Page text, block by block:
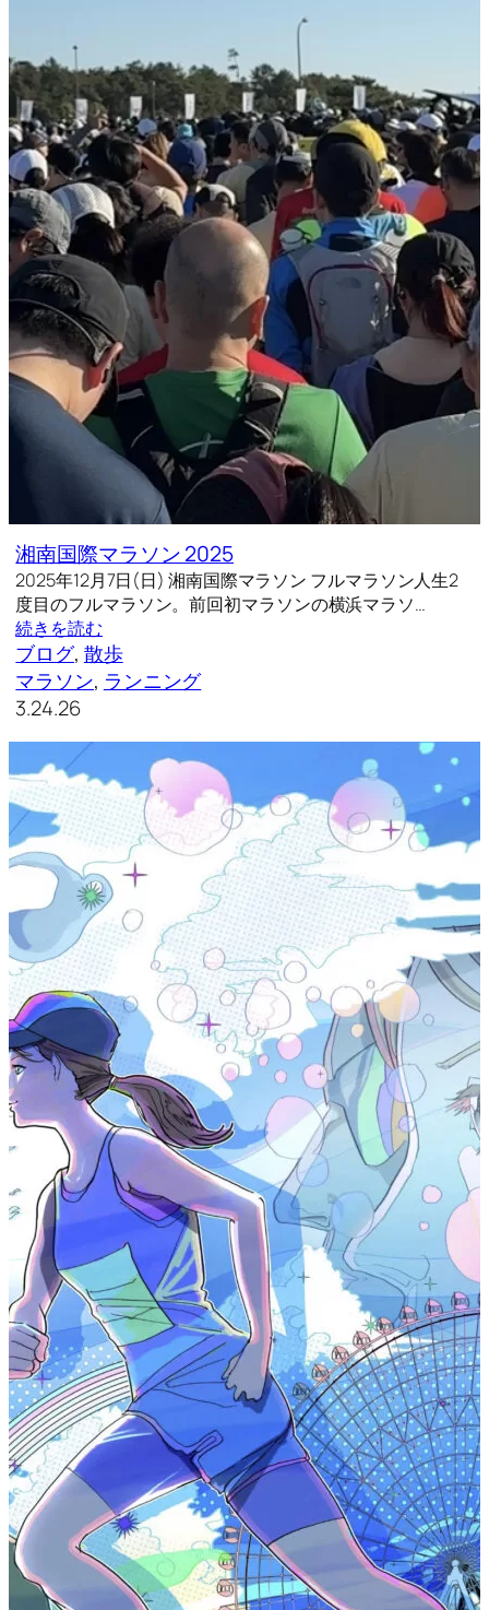
湘南国際マラソン 2025
2025年12月7日(日) 湘南国際マラソン フルマラソン人生2
度目のフルマラソン。前回初マラソンの横浜マラソ…
続きを読む
ブログ, 散歩
マラソン, ランニング
3.24.26